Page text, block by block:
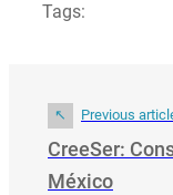
Tags:
Previous
CreeSer:
México